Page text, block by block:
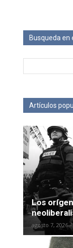
Busqueda en
Artículos
Los
agosto 7, 2026